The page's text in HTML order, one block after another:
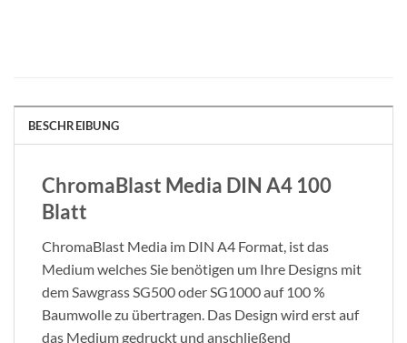
BESCHREIBUNG
ChromaBlast Media DIN A4 100
Blatt
ChromaBlast Media im DIN A4 Format, ist das
Medium welches Sie benötigen um Ihre Designs mit
dem Sawgrass SG500 oder SG1000 auf 100 %
Baumwolle zu übertragen. Das Design wird erst auf
das Medium gedruckt und anschließend